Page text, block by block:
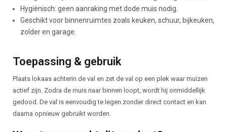
Hygiënisch: geen aanraking met dode muis nodig.
Geschikt voor binnenruimtes zoals keuken, schuur, bijkeuken,
zolder en garage.
Toepassing & gebruik
Plaats lokaas achterin de val en zet de val op een plek waar muizen
actief zijn. Zodra de muis naar binnen loopt, wordt hij onmiddellijk
gedood. De val is eenvoudig te legen zonder direct contact en kan
daarna opnieuw gebruikt worden.